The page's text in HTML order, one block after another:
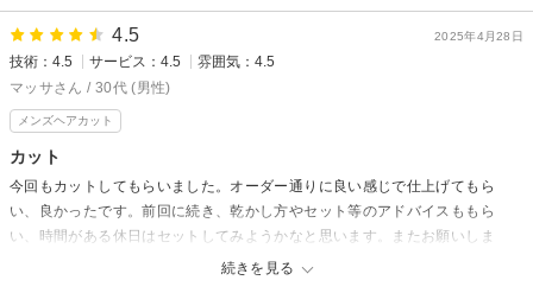
2025年4月28日
4.5
技術：4.5 サービス：4.5
雰囲気：4.5
マッサさん / 30代 (男性)
メンズヘアカット
カット
続きを見る
今回もカットしてもらいました。オーダー通りに良い感じで仕上げてもら
い、良かったです。前回に続き、乾かし方やセット等のアドバイスももら
い、時間がある休日はセットしてみようかなと思います。またお願いしま